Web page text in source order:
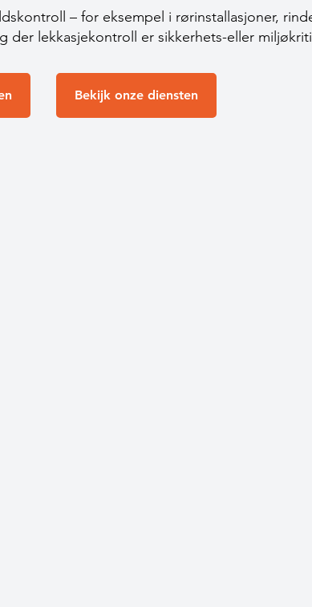
– for eksempel i rørinstallasjoner,
der lekkasjekontroll er sikkerhets-eller
Bekijk onze diensten